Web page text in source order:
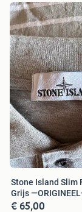
Stone Island Slim
Grijs
€ 65,00